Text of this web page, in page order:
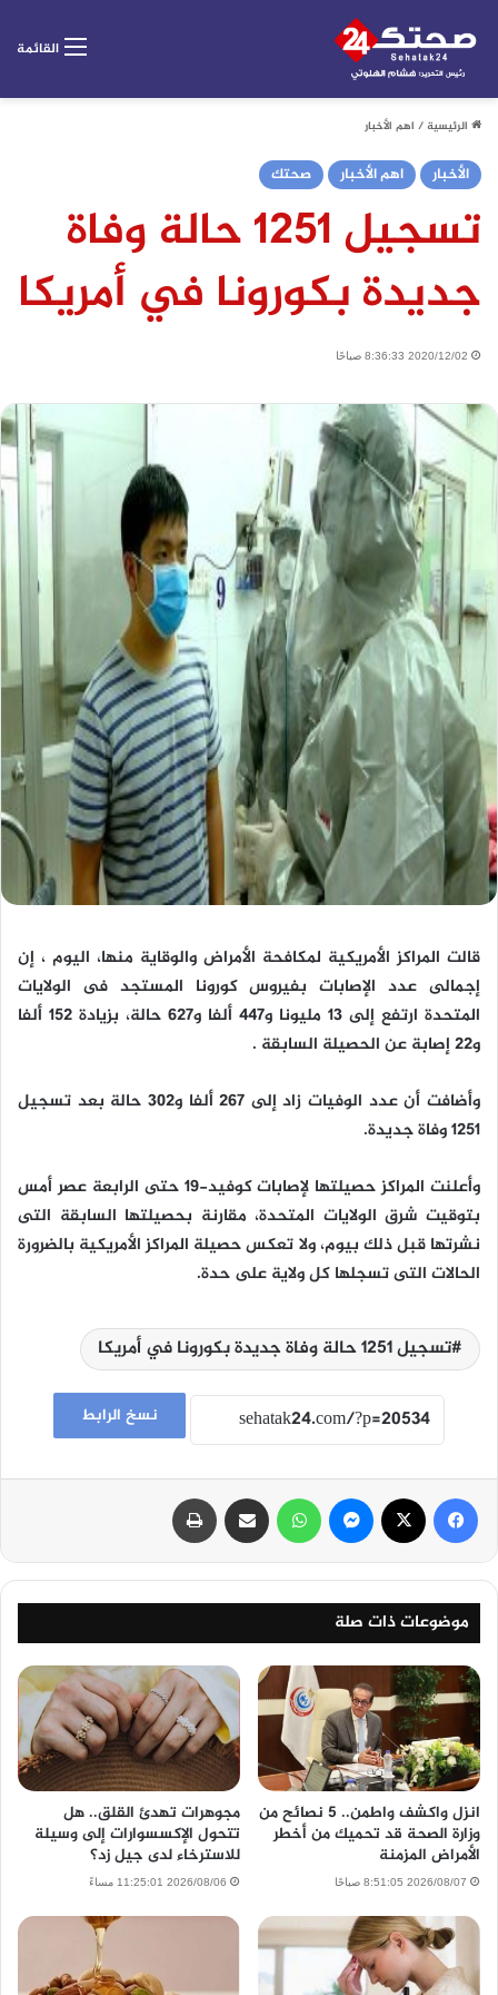
القائمة
الرئيسية/ اهم الأخبار
الأخبار اهم الأخبار صحتك
تسجيل 1251 حالة وفاة
جديدة بكورونا في أمريكا
2020/12/02 8:36:33 صباحًا
قالت المراكز الأمريكية لمكافحة الأمراض والوقاية منها، اليوم ، إن
إجمالى عدد الإصابات بفيروس كورونا المستجد فى الولايات
المتحدة ارتفع إلى 13 مليونا و447 ألفا و627 حالة، بزيادة 152 ألفا
و22 إصابة عن الحصيلة السابقة .
وأضافت أن عدد الوفيات زاد إلى 267 ألفا و302 حالة بعد تسجيل
1251 وفاة جديدة.
وأعلنت المراكز حصيلتها لإصابات كوفيد-19 حتى الرابعة عصر أمس
بتوقيت شرق الولايات المتحدة، مقارنة بحصيلتها السابقة التى
نشرتها قبل ذلك بيوم، ولا تعكس حصيلة المراكز الأمريكية بالضرورة
الحالات التى تسجلها كل ولاية على حدة.
تسجيل 1251 حالة وفاة جديدة بكورونا في أمريكا
نسخ الرابط
فيسبوك ماسنجر واتساب مشاركة عبر البريد
موضوعات ذات صلة
انزل واكشف واطمن.. 5 نصائح من
وزارة الصحة قد تحميك من أخطر
الأمراض المزمنة
2026/08/07 8:51:05 صباحًا
مجوهرات تهدئ القلق.. هل
تتحول الإكسسوارات إلى وسيلة
للاسترخاء لدى جيل زد؟
2026/08/06 11:25:01 مساءً